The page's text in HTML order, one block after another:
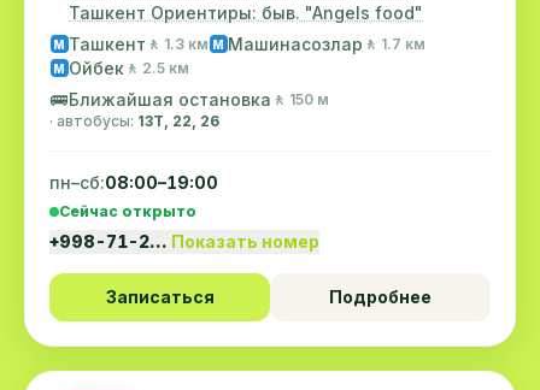
Ташкент Ориентиры: быв. "Angels food"
M Ташкент 🚶 1.3 км M Машинасозлар 🚶 1.7 км
M Ойбек 🚶 2.5 км
🚌Ближайшая остановка 🚶 150 м
· автобусы: 13Т, 22, 26
пн–сб:08:00–19:00
Сейчас открыто
+998-71-2… Показать номер
Записаться Подробнее